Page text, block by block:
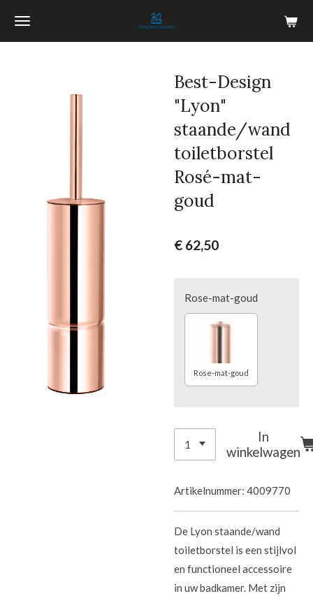
Ga
Best-Design
"Lyon"
staande/wand
toiletborstel
Rosé-mat-
goud
€ 62,50
Rose-mat-goud
Rose-mat-goud
In
winkelwagen
Artikelnummer: 4009770
De Lyon staande/wand
toiletborstel is een stijlvol
en functioneel accessoire
in uw badkamer. Met zijn